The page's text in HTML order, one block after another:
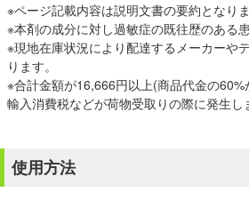
※ページ記載内容は説明文書の要約となりま
※本剤の成分に対し過敏症の既往歴のある
※現地在庫状況により配達するメーカーや
ります。
※合計金額が16,666円以上(商品代金の
輸入消費税などが荷物受取りの際に発生し
使用方法